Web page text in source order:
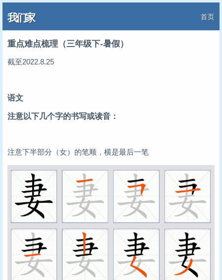
我们家 首页
重点难点梳理（三年级下-暑假）
截至2022.8.25
语文
注意以下几个字的书写或读音：
注意下半部分（女）的笔顺，横是最后一笔